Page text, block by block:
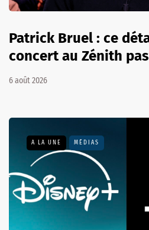
Patrick Bruel : ce
concert au Zénith
6 août 2026
A LA UNE MÉDIAS